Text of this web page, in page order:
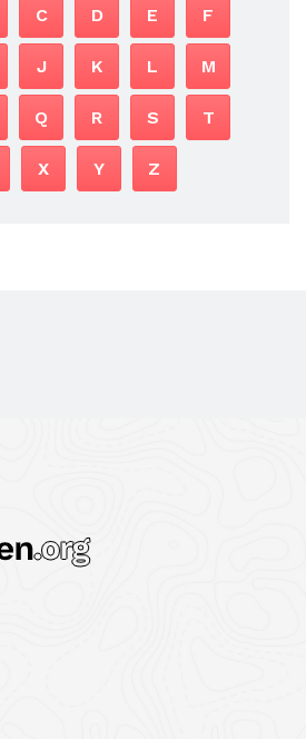
C D E F
J K L M
Q R S T
X Y Z